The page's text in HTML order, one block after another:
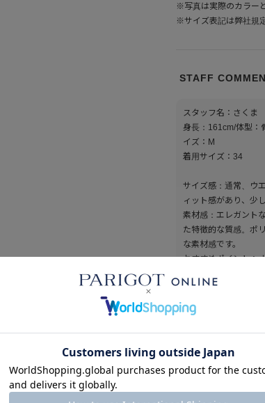
※写真は実際のカラー
※サイズ表記は弊社規
STAFF
スタッフ名：さくま
身長：161cm/体型：
イズ：M
着用サイズ：34
サイズ感：通常、ウ
ィット感があり、少
素材感：エレガント
た特徴的な質感。ポ
な素材感です。
おすすめポイント：
を邪魔しないのが◎
サイズ